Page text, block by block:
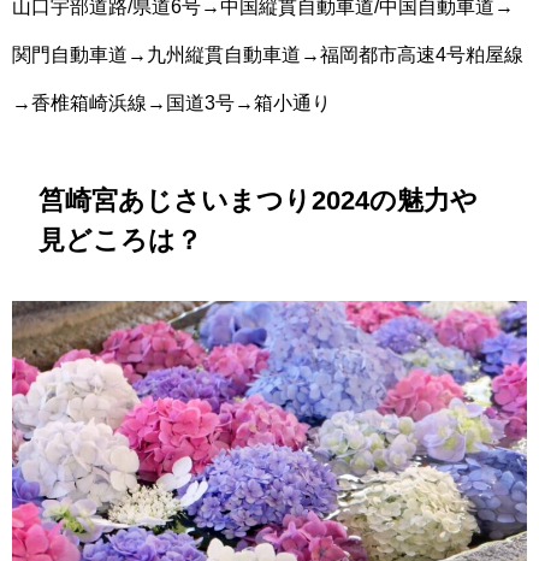
山口宇部道路/県道6号→中国縦貫自動車道/中国自動車道→
関門自動車道→九州縦貫自動車道→福岡都市高速4号粕屋線
→香椎箱崎浜線→国道3号→箱小通り
筥崎宮あじさいまつり2024の魅力や
見どころは？